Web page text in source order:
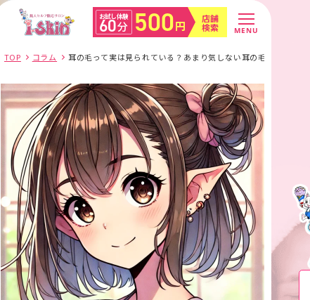
お試し体験
60分 500円
店舗
検索 MENU
TOP コラム 耳の毛って実は見られている？あまり気しない耳の毛の脱毛につ